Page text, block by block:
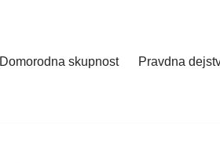
Domorodna skupnost Pravdna